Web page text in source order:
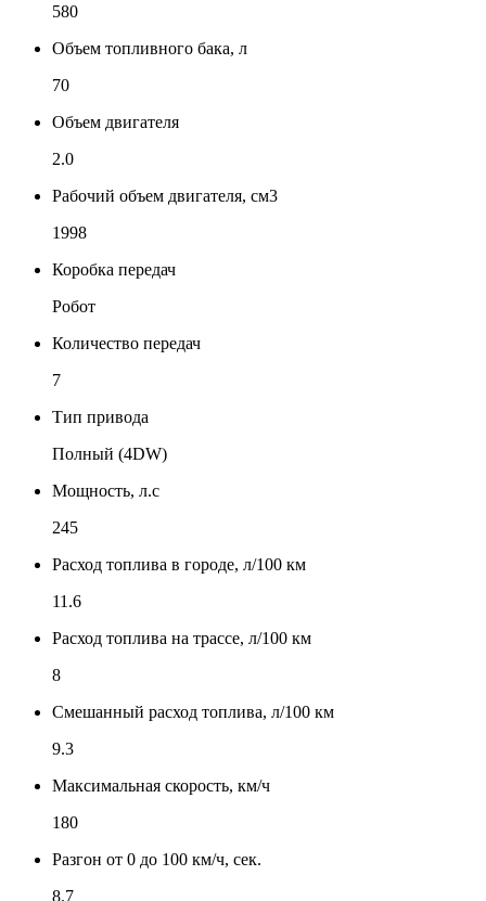
580
Объем топливного бака, л
70
Объем двигателя
2.0
Рабочий объем двигателя, см3
1998
Коробка передач
Робот
Количество передач
7
Тип привода
Полный (4DW)
Мощность, л.с
245
Расход топлива в городе, л/100 км
11.6
Расход топлива на трассе, л/100 км
8
Смешанный расход топлива, л/100 км
9.3
Максимальная скорость, км/ч
180
Разгон от 0 до 100 км/ч, сек.
8.7